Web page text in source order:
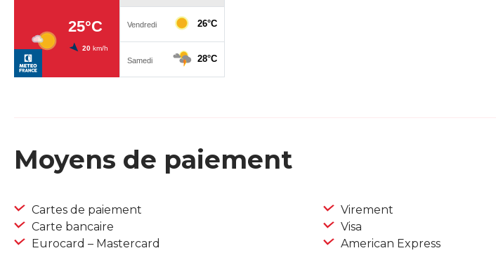
Moyens de paiement
Cartes de paiement
Carte bancaire
Eurocard – Mastercard
Virement
Visa
American Express